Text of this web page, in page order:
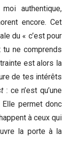
authentique,
encore. Cet
du « c’est pour
ne comprends
est alors la
de tes intérêts
: ce n’est qu’une
permet donc
à ceux qui
la porte à la